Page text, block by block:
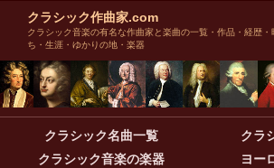
クラシック作曲家.com
クラシック音楽の有名な作曲家と楽曲の一覧・作品・経歴
ち・生涯・ゆかりの地・楽器
クラシック名曲一覧
クラ
クラシック音楽の楽器
ヨー